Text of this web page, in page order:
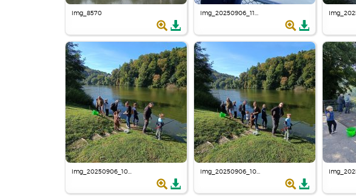
img_8570 img_20250906_11...
img_20250906_10... img_20250906_10...